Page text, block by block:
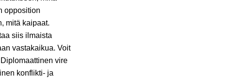
opposition
mitä kaipaat.
siis ilmaista
vastakaikua. Voit
vire
konflikti- ja